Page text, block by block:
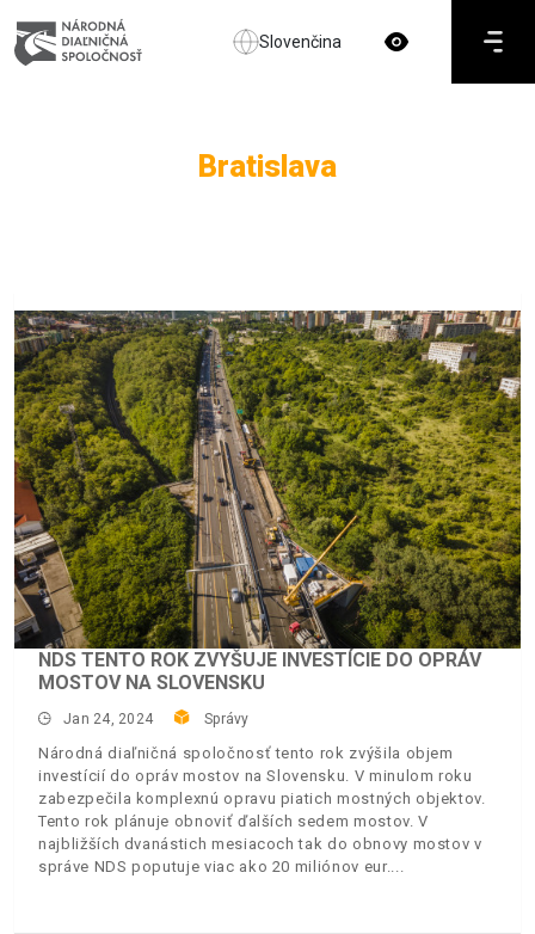
Slovenčina
Bratislava
NDS TENTO ROK ZVYŠUJE INVESTÍCIE DO OPRÁV
MOSTOV NA SLOVENSKU
Jan 24, 2024 Správy
Národná diaľničná spoločnosť tento rok zvýšila objem
investícií do opráv mostov na Slovensku. V minulom roku
zabezpečila komplexnú opravu piatich mostných objektov.
Tento rok plánuje obnoviť ďalších sedem mostov. V
najbližších dvanástich mesiacoch tak do obnovy mostov v
správe NDS poputuje viac ako 20 miliónov eur.